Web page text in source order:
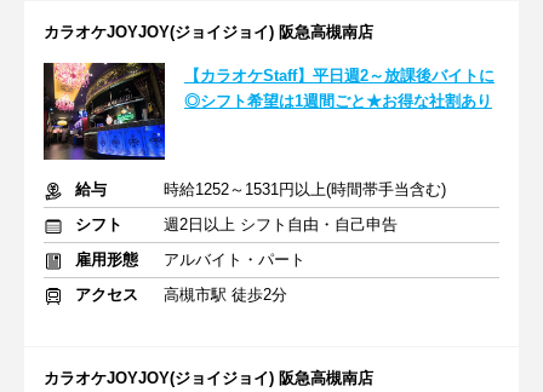
カラオケJOYJOY(ジョイジョイ) 阪急高槻南店
【カラオケStaff】平日週2～放課後バイトに
◎シフト希望は1週間ごと★お得な社割あり
給与
時給1252～1531円以上(時間帯手当含む)
シフト
週2日以上 シフト自由・自己申告
雇用形態
アルバイト・パート
アクセス
高槻市駅 徒歩2分
カラオケJOYJOY(ジョイジョイ) 阪急高槻南店